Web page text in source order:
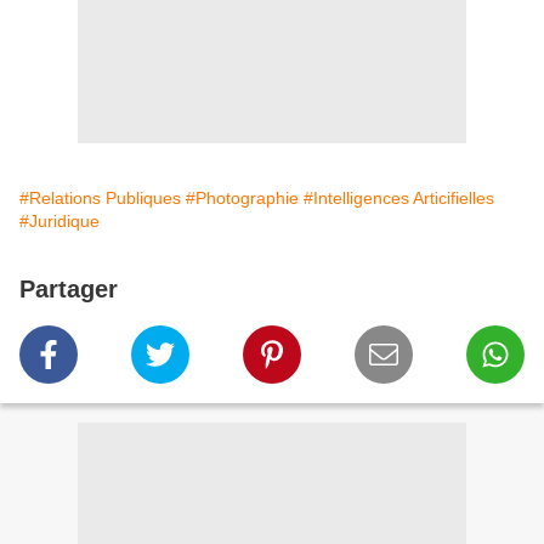
#Relations Publiques #Photographie #Intelligences Articifielles
#Juridique
Partager